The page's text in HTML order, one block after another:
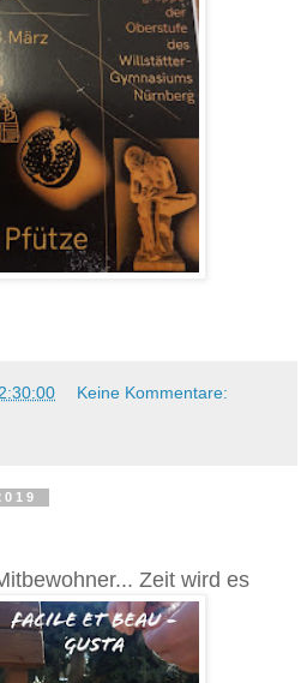
Keine Kommentare:
Zeit wird es